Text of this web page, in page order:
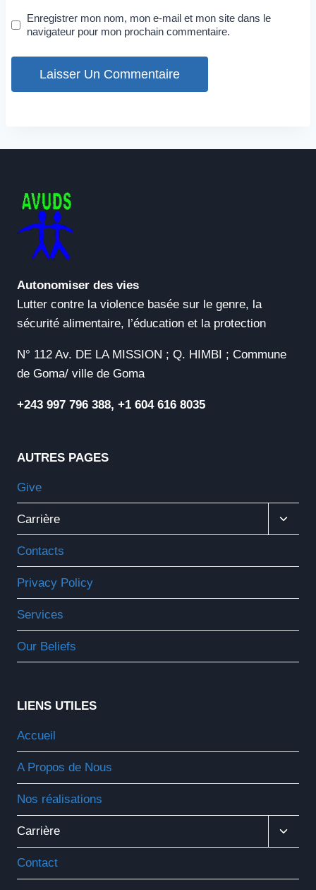
Enregistrer mon nom, mon e-mail et mon site dans le
navigateur pour mon prochain commentaire.
Autonomiser des vies
Lutter contre la violence basée sur le genre, la
sécurité alimentaire, l’éducation et la protection
N° 112 Av. DE LA MISSION ; Q. HIMBI ; Commune
de Goma/ ville de Goma
+243 997 796 388, +1 604 616 8035
AUTRES PAGES
Give
Carrière
Le
Contacts
Privacy Policy
Services
Our Beliefs
LIENS UTILES
Accueil
A Propos de Nous
Nos réalisations
Carrière
Contact